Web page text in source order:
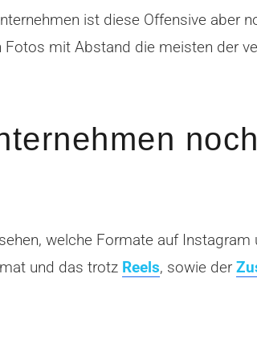
ist diese Offensive aber
Fotos mit Abstand die meisten der
welche Formate auf
und das trotz Reels, sowie der